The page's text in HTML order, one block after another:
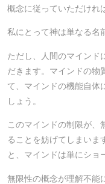
概念に従っていただけれ
私にとって神は単なる名
ただし、人間のマインド
だきます。マインドの物
て、マインドの機能自体
しょう。
このマインドの制限が、
ることを妨げてしまいま
と、マインドは単にショ
無限性の概念が理解不能